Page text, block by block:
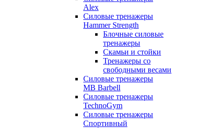
Alex
Силовые тренажеры
Hammer Strength
Блочные силовые
тренажеры
Скамьи и стойки
Тренажеры со
свободными весами
Силовые тренажеры
MB Barbell
Силовые тренажеры
TechnoGym
Силовые тренажеры
Спортивный